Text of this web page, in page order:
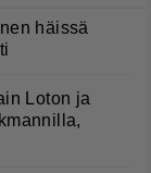
häissä
Loton ja